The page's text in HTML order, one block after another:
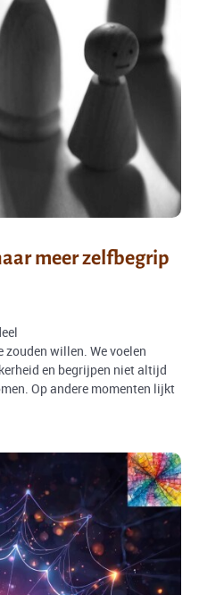
meer zelfbegrip
zouden willen. We voelen
en begrijpen niet altijd
Op andere momenten lijkt